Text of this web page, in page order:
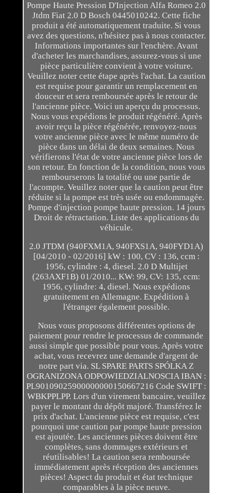
Pompe Haute Pression D'Injection Alfa Romeo 2.0
Jtdm Fiat 2.0 D Bosch 0445010242. Cette fiche
produit a été automatiquement traduite. Si vous
avez des questions, n'hésitez pas à nous contacter.
Informations importantes sur l'enchère. Avant
d'acheter les marchandises, assurez-vous si une
pièce particulière convient à votre voiture.
Veuillez noter cette étape après l'achat. La caution
est requise pour garantir un remplacement en
douceur et sera remboursée après le retour de
l'ancienne pièce. Voici un aperçu du processus.
Nous vous expédions le produit régénéré. Après
avoir reçu la pièce régénérée, renvoyez-nous
votre ancienne pièce avec le même numéro de
pièce dans un délai de deux semaines. Nous
vérifierons l'état de votre ancienne pièce lors de
son retour. En fonction de la condition, nous vous
rembourserons la totalité ou une partie de
l'acompte. Veuillez noter que la caution peut être
réduite si la pompe est très usée ou endommagée.
Pompe d'injection pompe haute pression. 14 jours
Droit de rétractation. Liste des applications du
véhicule.
2.0 JTDM (940FXM1A, 940FXS1A, 940FYD1A)
[04/2010 - 02/2016] kW : 100, CV : 136, ccm :
1956, cylindre : 4, diesel. 2.0 D Multijet
(263AXF1B) 01/2010... KW: 99, CV: 135, ccm:
1956, cylindre: 4, diesel. Nous expédions
gratuitement en Allemagne. Expédition à
l'étranger également possible.
Nous vous proposons différentes options de
paiement pour rendre le processus de commande
aussi simple que possible pour vous. Après votre
achat, vous recevrez une demande d'argent de
notre part via. SL SPARE PARTS SPÓLKA Z
OGRANIZONA ODPOWIEDZIALNOSCIA IBAN :
PL90109025900000000150667216 Code SWIFT :
WBKPPLPP. Lors d'un virement bancaire, veuillez
payer le montant du dépôt majoré. Transférez le
prix d'achat. L'ancienne pièce est requise, c'est
pourquoi une caution par pompe haute pression
est ajoutée. Les anciennes pièces doivent être
complètes, sans dommages extérieurs et
réutilisables! La caution sera remboursée
immédiatement après réception des anciennes
pièces! Aspect du produit et état technique
comparables à la pièce neuve.